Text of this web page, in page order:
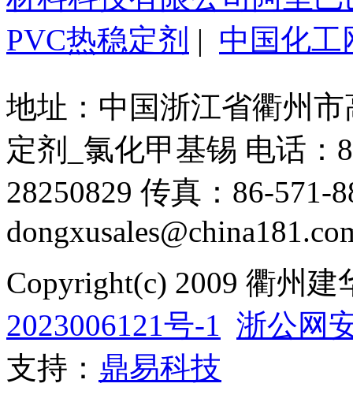
PVC热稳定剂 | 中国化工
地址：中国浙江省衢州
定剂_氯化甲基锡 电话：
28250829 传真：86-571-
Copyright(c) 2009 衢州
2023006121号-1 浙公网
支持： 鼎易科技